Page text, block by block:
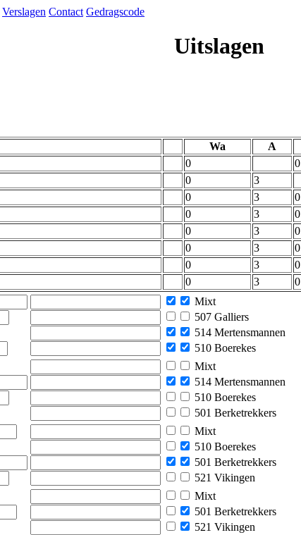
Verslagen Contact Gedragscode
Uitslagen
Wa A
0 0
0 3
0 3 0
0 3 0
0 3 0
0 3 0
0 3 0
0 3 0
Mixt
507 Galliers
514 Mertensmannen
510 Boerekes
Mixt
514 Mertensmannen
510 Boerekes
501 Berketrekkers
Mixt
510 Boerekes
501 Berketrekkers
521 Vikingen
Mixt
501 Berketrekkers
521 Vikingen